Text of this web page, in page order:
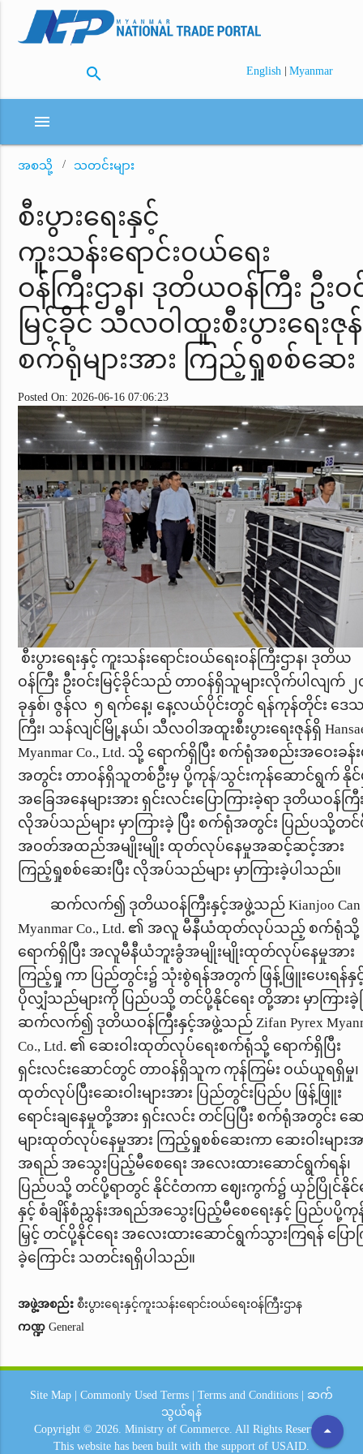
search English | Myanmar
menu
အစသို့ သတင်းများ
စီးပွားရေးနှင့်
ကူးသန်းရောင်းဝယ်ရေး
ဝန်ကြီးဌာန၊ ဒုတိယဝန်ကြီး ဦးဝ
မြင့်ခိုင် သီလဝါထူးစီးပွားရေးဇု
စက်ရုံများအား ကြည့်ရှုစစ်ဆေး
Posted On: 2026-06-16 07:06:23
စီးပွားရေးနှင့် ကူးသန်းရောင်းဝယ်ရေးဝန်ကြီးဌာန၊ ဒုတိယ
ဝန်ကြီး ဦးဝင်းမြင့်ခိုင်သည် တာဝန်ရှိသူများလိုက်ပါလျက် ၂
ခုနှစ်၊ ဇွန်လ ၅ ရက်နေ့၊ နေ့လယ်ပိုင်းတွင် ရန်ကုန်တိုင်း ဒေ
ကြီး၊ သန်လျင်မြို့နယ်၊ သီလဝါအထူးစီးပွားရေးဇုန်ရှိ
Myanmar Co., Ltd. သို့ ရောက်ရှိပြီး စက်ရုံအစည်းအဝေးခန်
အတွင်း တာဝန်ရှိသူတစ်ဦးမှ ပို့ကုန်/သွင်းကုန်ဆောင်ရွက် နိုင်
အခြေအနေများအား ရှင်းလင်းပြောကြားခဲ့ရာ ဒုတိယဝန်ကြီ
လိုအပ်သည်များ မှာကြားခဲ့ ပြီး စက်ရုံအတွင်း ပြည်ပသို့တင်
အဝတ်အထည်အမျိုးမျိုး ထုတ်လုပ်နေမှုအဆင့်ဆင့်အား
ကြည့်ရှုစစ်ဆေးပြီး လိုအပ်သည်များ မှာကြားခဲ့ပါသည်။
ဆက်လက်၍ ဒုတိယဝန်ကြီးနှင့်အဖွဲ့သည် Kianjoo Can
Myanmar Co., Ltd. ၏ အလူ မီနီယံထုတ်လုပ်သည့် စက်ရုံသို့
ရောက်ရှိပြီး အလူမီနီယံဘူးခွံအမျိုးမျိုးထုတ်လုပ်နေမှုအား
ကြည့်ရှု ကာ ပြည်တွင်း၌ သုံးစွဲရန်အတွက် ဖြန့်ဖြူးပေးရန်နှ
ပိုလျှံသည်များကို ပြည်ပသို့ တင်ပို့နိုင်ရေး တို့အား မှာကြားခဲ့ပ
ဆက်လက်၍ ဒုတိယဝန်ကြီးနှင့်အဖွဲ့သည် Zifan Pyrex
Co., Ltd. ၏ ဆေးဝါးထုတ်လုပ်ရေးစက်ရုံသို့ ရောက်ရှိပြီး
ရှင်းလင်းဆောင်တွင် တာဝန်ရှိသူက ကုန်ကြမ်း ဝယ်ယူရရှိမှု၊
ထုတ်လုပ်ပြီးဆေးဝါးများအား ပြည်တွင်းပြည်ပ ဖြန့်ဖြူး
ရောင်းချနေမှုတို့အား ရှင်းလင်း တင်ပြပြီး စက်ရုံအတွင်း ဆေ
များထုတ်လုပ်နေမှုအား ကြည့်ရှုစစ်ဆေးကာ ဆေးဝါးများအ
အရည် အသွေးပြည့်မီစေရေး အလေးထားဆောင်ရွက်ရန်၊
ပြည်ပသို့ တင်ပို့ရာတွင် နိုင်ငံတကာ ဈေးကွက်၌ ယှဉ်ပြိုင်နိုင်
နှင့် စံချိန်စံညွှန်းအရည်အသွေးပြည့်မီစေရေးနှင့် ပြည်ပပို့ကု
မြှင့် တင်ပို့နိုင်ရေး အလေးထားဆောင်ရွက်သွားကြရန် ပြောက
ခဲ့ကြောင်း သတင်းရရှိပါသည်။
အဖွဲ့အစည်း စီးပွားရေးနှင့်ကူးသန်းရောင်းဝယ်ရေးဝန်ကြီးဌာန
ကဏ္ဍ General
arrow_drop_up
Site Map | Commonly Used Terms | Terms and Conditions | ဆက်
သွယ်ရန်
Copyright © 2026. Ministry of Commerce. All Rights Reserved.
This website has been built with the support of USAID.